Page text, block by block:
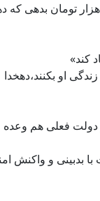
با اطلاع از این وضعیت، مجلس شورای ملی در
کند»
او بکنند،دهخدا
فعلی هم
و واکنش